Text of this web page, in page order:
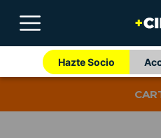
Hazte Socio